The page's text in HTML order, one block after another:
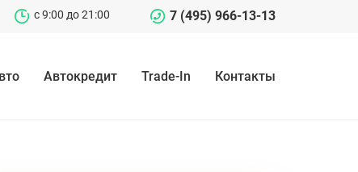
c 9:00 до 21:00 7 (495) 966-13-13
Автокредит Trade-In Контакты